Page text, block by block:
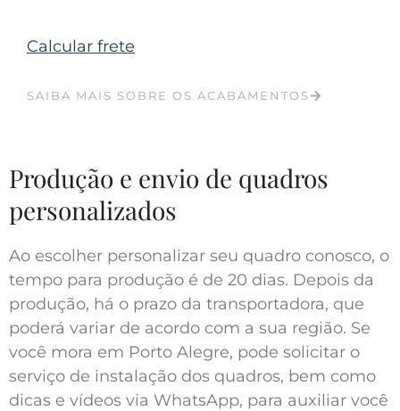
Calcular frete
SAIBA MAIS SOBRE OS ACABAMENTOS
Produção e envio de quadros
personalizados
Ao escolher personalizar seu quadro conosco, o
tempo para produção é de 20 dias. Depois da
produção, há o prazo da transportadora, que
poderá variar de acordo com a sua região. Se
você mora em Porto Alegre, pode solicitar o
serviço de instalação dos quadros, bem como
dicas e vídeos via WhatsApp, para auxiliar você